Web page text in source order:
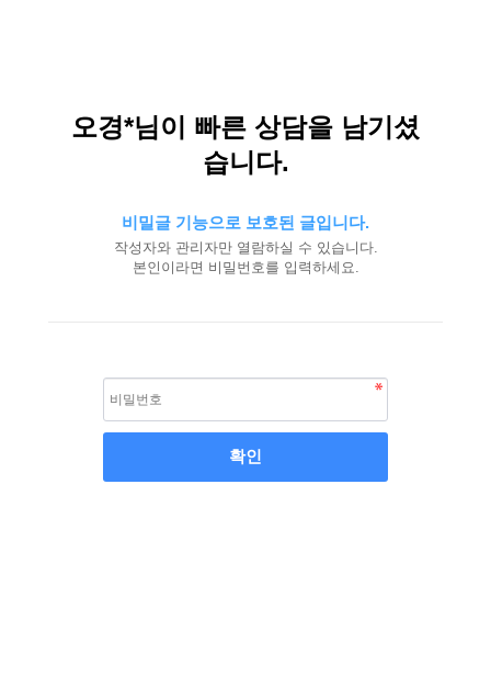
오경*님이 빠른 상담을 남기셨
습니다.
비밀글 기능으로 보호된 글입니다.
작성자와 관리자만 열람하실 수 있습니다.
본인이라면 비밀번호를 입력하세요.